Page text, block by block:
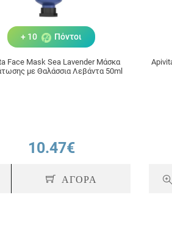
+ 10 Πόντοι
Face Mask Sea Lavender Μάσκα
με Θαλάσσια Λεβάντα 50ml
10.47€
ΑΓΟΡΑ